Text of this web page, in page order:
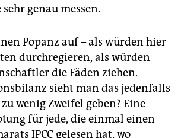
genau messen.
Popanz auf – als würden hier
durchregieren, als würden
die Fäden ziehen.
sieht man das jedenfalls
wenig Zweifel geben? Eine
für jede, die einmal einen
IPCC gelesen hat, wo